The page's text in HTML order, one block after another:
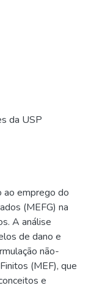
da USP
ao emprego do
(MEFG) na
A análise
de dano e
não-
(MEF), que
e